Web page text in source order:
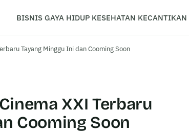
BISNIS GAYA HIDUP KESEHATAN KECANTIKAN
Tayang Minggu Ini dan Cooming Soon
XXI Terbaru
Cooming Soon